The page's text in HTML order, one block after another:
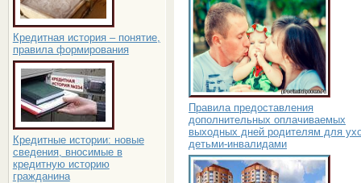
Кредитная история – понятие,
правила формирования
Кредитные истории: новые
сведения, вносимые в
кредитную историю
гражданина
Правила предоставления
дополнительных оплачиваемых
выходных дней родителям для
детьми-инвалидами